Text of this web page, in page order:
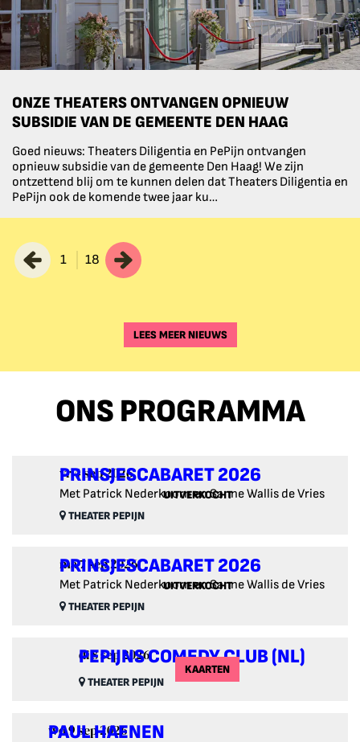
ONZE THEATERS ONTVANGEN OPNIEUW
SUBSIDIE VAN DE GEMEENTE DEN HAAG
Goed nieuws: Theaters Diligentia en PePijn ontvangen
opnieuw subsidie van de gemeente Den Haag! We zijn
ontzettend blij om te kunnen delen dat Theaters Diligentia en
PePijn ook de komende twee jaar ku…
1 18
LEES MEER NIEUWS
ONS PROGRAMMA
vr 4 sep 2026
PRINSJESCABARET 2026
Met Patrick Nederkoorn en Sanne Wallis de Vries
THEATER PEPIJN
UITVERKOCHT
ma 7 sep 2026
PRINSJESCABARET 2026
Met Patrick Nederkoorn en Sanne Wallis de Vries
THEATER PEPIJN
UITVERKOCHT
di 8 sep 2026
PEPIJNS COMEDY CLUB (NL)
THEATER PEPIJN
KAARTEN
wo 9 sep 2026
PAUL HAENEN